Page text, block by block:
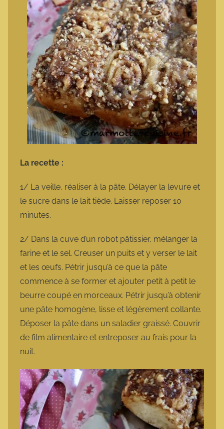
La recette :
1/ La veille, réaliser à la pâte. Délayer la levure et
le sucre dans le lait tiède. Laisser reposer 10
minutes.
2/ Dans la cuve d’un robot pâtissier, mélanger la
farine et le sel. Creuser un puits et y verser le lait
et les œufs. Pétrir jusqu’à ce que la pâte
commence à se former et ajouter petit à petit le
beurre coupé en morceaux. Pétrir jusqu’à obtenir
une pâte homogène, lisse et légèrement collante.
Déposer la pâte dans un saladier graissé. Couvrir
de film alimentaire et entreposer au frais pour la
nuit.